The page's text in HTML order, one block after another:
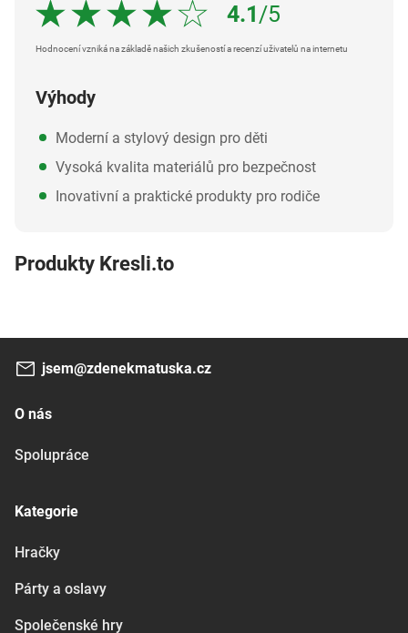
4.1/5
Hodnocení vzniká na základě našich zkušeností a recenzí uživatelů na internetu
Výhody
Moderní a stylový design pro děti
Vysoká kvalita materiálů pro bezpečnost
Inovativní a praktické produkty pro rodiče
Produkty Kresli.to
jsem@zdenekmatuska.cz
O nás
Spolupráce
Kategorie
Hračky
Párty a oslavy
Společenské hry